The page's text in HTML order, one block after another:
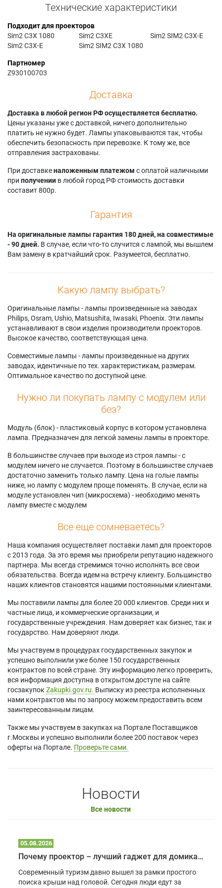
Технические характеристики
Подходит для проекторов
Sim2 C3X 1080
Sim2 C3X-E
Sim2 C3XE
Sim2 SIM2 C3X 1080
Sim2 SIM2 C3X-E
Партномер
Z930100703
Доставка
Доставка в любой регион РФ осуществляется бесплатно.
Цены указаны уже с доставкой, ничего дополнительно
платить не нужно будет. Лампы упаковываются так, чтобы
обеспечить безопасность при перевозке. К тому же, все
отправления застрахованы.
При доставкеналоженным платежом с оплатой наличными
при получении в любой город РФ стоимость доставки
составит 800р.
Гарантия
На оригинальные лампы гарантия 180 дней, на совместимые
- 90 дней. В случае, если что-то случится с лампой, мы вышлем
Вам замену в кратчайший срок. Разумеется, бесплатно.
Какую лампу выбрать?
Оригинальные лампы - лампы произведенные на заводах
Philips, Osram, Ushio, Matsushita, Iwasaki, Phoenix. Эти лампы
устанавливают в свои изделия производители проекторов.
Высокое качество, соответствующая цена.
Совместимые лампы - лампы произведенные на других
заводах, идентичные по тех. характеристикам, размерам.
Оптимальное качество по доступной цене.
Нужно ли покупать лампу с модулем или
без?
Модуль (блок) - пластиковый корпус в котором установлена
лампа. Предназначен для легкой замены лампы в проекторе.
В большинстве случаев при выходе из строя лампы - с
модулем ничего не случается. Поэтому в большинстве случаев
достаточно заменить только лампу. Цена на голые лампы
ниже, но лампу с модулем проще поменять. В случае, если на
модуле установлен чип (микросхема) - необходимо менять
лампу вместе с модулем
Все еще сомневаетесь?
Наша компания осуществляет поставки ламп для проекторов
с 2013 года. За это время мы приобрели репутацию надежного
партнера. Мы всегда стремимся точно исполнять все свои
обязательства. Всегда идем на встречу клиенту. Большинство
наших клиентов становятся нашими постоянными клиентами.
Мы поставили лампы для более 20 000 клиентов. Среди них и
частные лица, и коммерческие организации, и
государственные учреждения. Нам доверяет как бизнес, так и
государство. Нам доверяют люди.
Мы участвуем в процедурах государственных закупок и
успешно выполнили уже более 150 государственных
контрактов по всей стране. Эту информацию легко проверить,
вся информация доступна в открытом доступе на сайте
госзакупок Zakupki.gov.ru. Выписку из реестра исполненных
нами контрактов мы по запросу можем предоставить всем
заинтересованным лицам.
Также мы участвуем в закупках на Портале Поставщиков
г.Москвы и успешно выполнили более 200 поставок через
оферты на Портале. Проверьте сами.
Новости
Все новости
05.08.2026
Почему проектор – лучший гаджет для домика в глэмпинге
Современный туризм давно вышел за рамки простого
поиска крыши над головой. Сегодня люди едут за